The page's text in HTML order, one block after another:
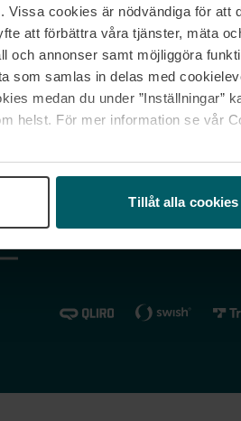
Vissa cookies är nödvändiga för att
att förbättra våra tjänster, mäta
och annonser samt möjliggöra
som samlas in delas med
medan du under ”Inställningar”
helst. För mer information se vår
Tillåt alla cookies
Kontakta oss
Vanliga frågor & svar
Spåra min beställning
reklamationer